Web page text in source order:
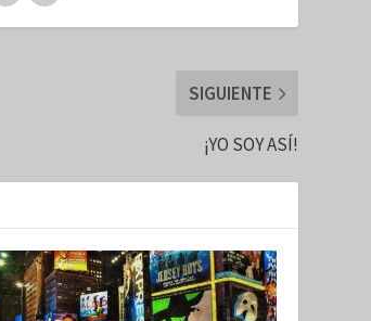
SIGUIENTE
¡YO SOY ASÍ!